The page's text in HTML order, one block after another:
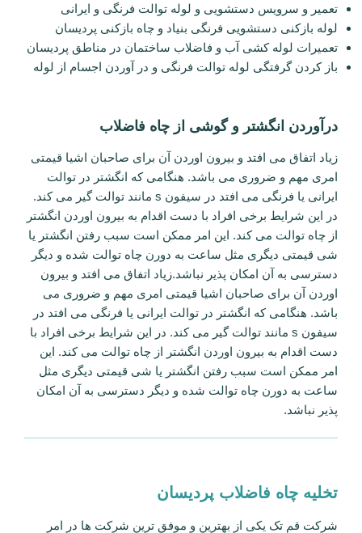
تعمیر و سرویس دستشویی و لوله توالت فرنگی و ایرانی
لوله بازکنی دستشویی فرنگی بنیاد و چاه بازکنی پردیسان
تعمیرات لوله کشی آب و فاضلاب ساختمان در مناطق پردیسان
باز کردن گرفتگی لوله توالت فرنگی و در آوردن اجسام از لوله
درآوردن انگشتر و گوشی از چاه فاضلاب
زیاد اتفاق می افتد و بیرون اوردن آن برای صاحبان اشیا قیمتی
امری مهم و ضروری می باشد. هنگامی که انگشتر در توالت
ایرانی یا فرنگی می افتد در سیفون s مانند توالت گیر می کند.
در این شرایط برخی افراد با دست اقدام به بیرون اوردن انگشتر
از چاه توالت می کند. این امر ممکن است سبب رفتن انگشتر یا
شی قیمتی دیگری مثل ساعت به دورن چاه توالت شده و دیگر
دسترسی به آن امکان پذیر نباشد.زیاد اتفاق می افتد و بیرون
اوردن آن برای صاحبان اشیا قیمتی امری مهم و ضروری می
باشد. هنگامی که انگشتر در توالت ایرانی یا فرنگی می افتد در
سیفون s مانند توالت گیر می کند. در این شرایط برخی افراد با
دست اقدام به بیرون اوردن انگشتر از چاه توالت می کند. این
امر ممکن است سبب رفتن انگشتر یا شی قیمتی دیگری مثل
ساعت به دورن چاه توالت شده و دیگر دسترسی به آن امکان
پذیر نباشد.
تخلیه چاه فاضلاب پردیسان
شرکت قم تک یکی از بهترین و موفق ترین شرکت ها در امر